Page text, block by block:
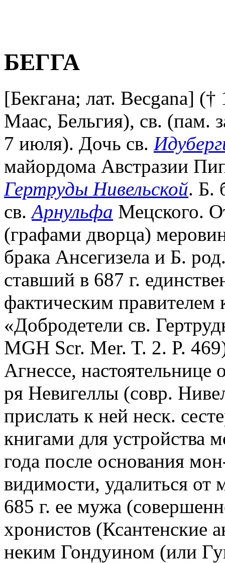
БЕГГА
[Бекгана; лат. Becgana]
Маас, Бельгия), св. (пам.
7 июля). Дочь св.
майордома Австразии
Гертруды Нивельской. Б.
св.Арнульфа Мецского.
(графами дворца)
брака Ансегизела и Б.
ставший в 687 г.
фактическим правителем
«Добродетели св.
MGH Scr. Mer. T. 2. P.
Агнессе, настоятельнице
ря Невигеллы (совр.
прислать к ней неск.
книгами для устройства
года после основания
видимости, удалиться от
685 г. ее мужа
хронистов (Ксантенские
неким Гондуином (или